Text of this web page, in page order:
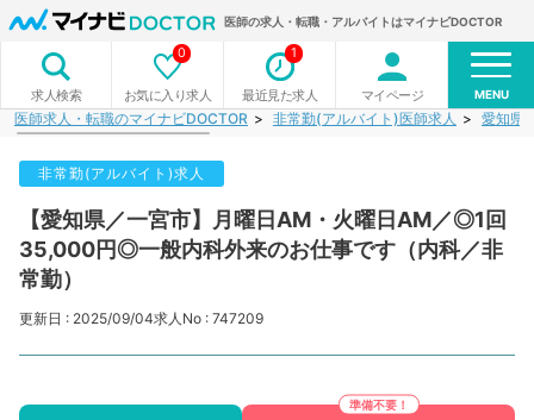
医師の求人・転職・アルバイトはマイナビDOCTOR
求人検索 お気に入り求人
0
最近見た求人
1
マイページ MENU
医師求人・転職のマイナビDOCTOR 非常勤(アルバイト)医師求人 愛知県
非常勤(アルバイト)求人
【愛知県／一宮市】月曜日AM・火曜日AM／◎1回
35,000円◎一般内科外来のお仕事です（内科／非
常勤）
更新日 : 2025/09/04求人No : 747209